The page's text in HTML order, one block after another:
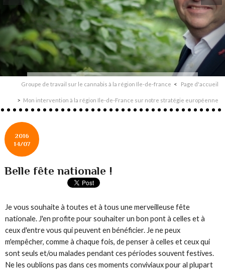
Groupe de travail sur le cannabis à la région Ile-de-france Page d'accueil
Mon intervention à la région Ile-de-France sur notre stratégie européenne
2016
14/07
Belle fête nationale !
Je vous souhaite à toutes et à tous une merveilleuse fête
nationale. J'en profite pour souhaiter un bon pont à celles et à
ceux d'entre vous qui peuvent en bénéficier. Je ne peux
m'empêcher, comme à chaque fois, de penser à celles et ceux qui
sont seuls et/ou malades pendant ces périodes souvent festives.
Ne les oublions pas dans ces moments conviviaux pour al plupart